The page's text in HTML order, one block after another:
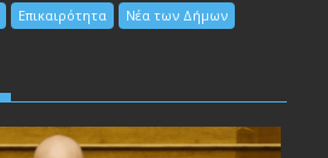
Επικαιρότητα Νέα των Δήμων